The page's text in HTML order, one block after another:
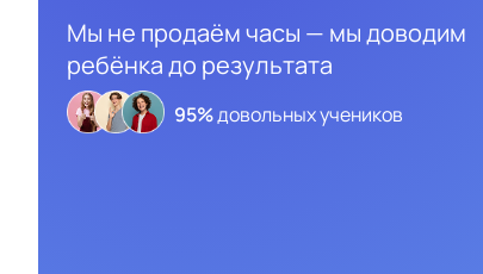
Мы не продаём часы — мы доводим
ребёнка до результата
95%довольных учеников